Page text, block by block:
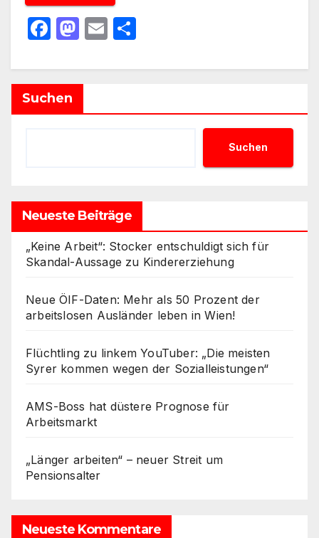
F
c
e
b
M
st
d
E
ail le
Suchen
Suchen
Neueste Beiträge
„Keine Arbeit“: Stocker entschuldigt sich für
Skandal-Aussage zu Kindererziehung
Neue ÖIF-Daten: Mehr als 50 Prozent der
arbeitslosen Ausländer leben in Wien!
Flüchtling zu linkem YouTuber: „Die meisten
Syrer kommen wegen der Sozialleistungen“
AMS-Boss hat düstere Prognose für
Arbeitsmarkt
„Länger arbeiten“ – neuer Streit um
Pensionsalter
Neueste Kommentare